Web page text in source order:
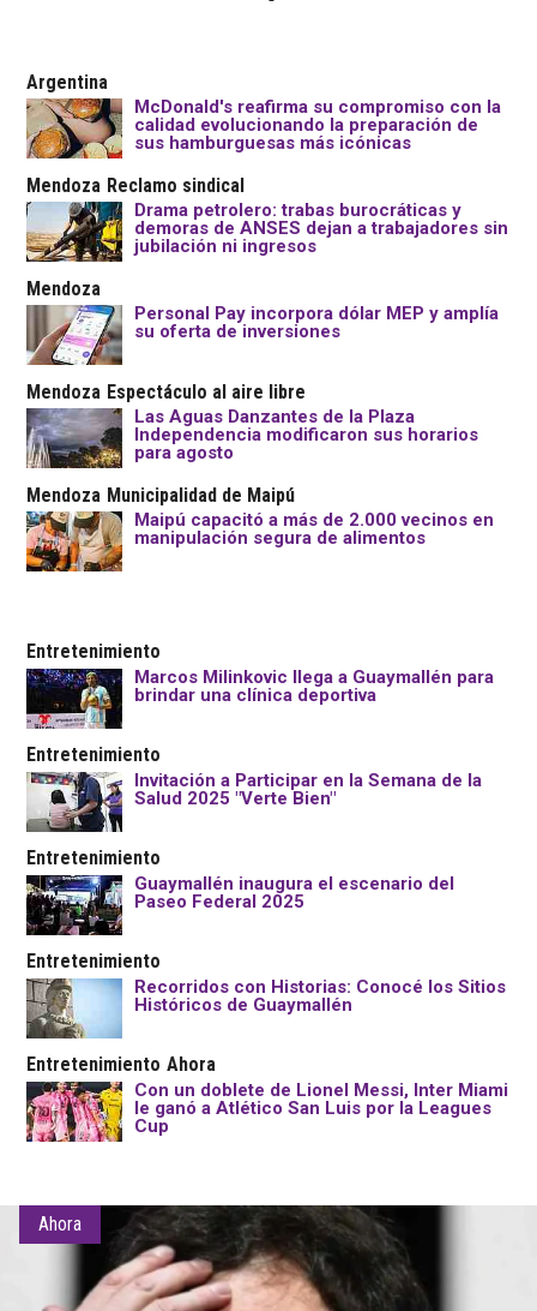
Argentina
McDonald's reafirma su compromiso con la
calidad evolucionando la preparación de
sus hamburguesas más icónicas
Mendoza Reclamo sindical
Drama petrolero: trabas burocráticas y
demoras de ANSES dejan a trabajadores sin
jubilación ni ingresos
Mendoza
Personal Pay incorpora dólar MEP y amplía
su oferta de inversiones
Mendoza Espectáculo al aire libre
Las Aguas Danzantes de la Plaza
Independencia modificaron sus horarios
para agosto
Mendoza Municipalidad de Maipú
Maipú capacitó a más de 2.000 vecinos en
manipulación segura de alimentos
Entretenimiento
Marcos Milinkovic llega a Guaymallén para
brindar una clínica deportiva
Entretenimiento
Invitación a Participar en la Semana de la
Salud 2025 "Verte Bien"
Entretenimiento
Guaymallén inaugura el escenario del
Paseo Federal 2025
Entretenimiento
Recorridos con Historias: Conocé los Sitios
Históricos de Guaymallén
Entretenimiento Ahora
Con un doblete de Lionel Messi, Inter Miami
le ganó a Atlético San Luis por la Leagues
Cup
Ahora